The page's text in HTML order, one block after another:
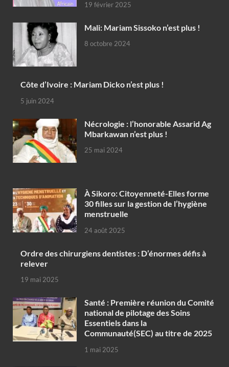
19 février 2025
Mali: Mariam Sissoko n’est plus !
8 octobre 2024
Côte d’Ivoire : Mariam Dicko n’est plus !
5 juin 2024
Nécrologie : l’honorable Assarid Ag
Mbarkawan n’est plus !
25 mai 2024
À Sikoro: Citoyenneté-Elles forme
30 filles sur la gestion de l’hygiène
menstruelle
24 août 2025
Ordre des chirurgiens dentistes : D’énormes défis à
relever
19 mai 2025
Santé : Première réunion du Comité
national de pilotage des Soins
Essentiels dans la
Communauté(SEC) au titre de 2025
1 mai 2025